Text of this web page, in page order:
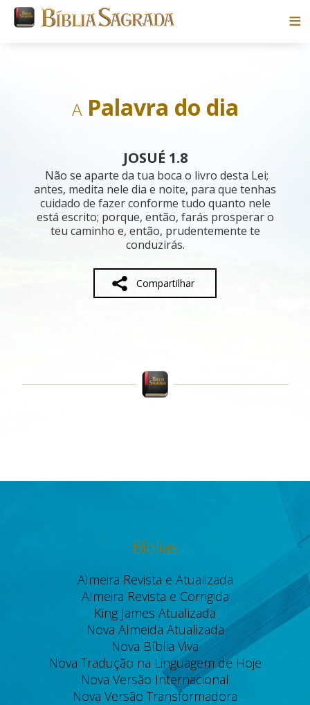
Blog
Parceiros
Sobre
APalavra do dia
JOSUÉ 1.8
Não se aparte da tua boca o livro desta Lei;
antes, medita nele dia e noite, para que tenhas
cuidado de fazer conforme tudo quanto nele
está escrito; porque, então, farás prosperar o
teu caminho e, então, prudentemente te
conduzirás.
Compartilhar
Bíblias
Almeira Revista e Atualizada
Almeira Revista e Corrigida
King James Atualizada
Nova Almeida Atualizada
Nova Bíblia Viva
Nova Tradução na Linguagem de Hoje
Nova Versão Internacional
Nova Versão Transformadora